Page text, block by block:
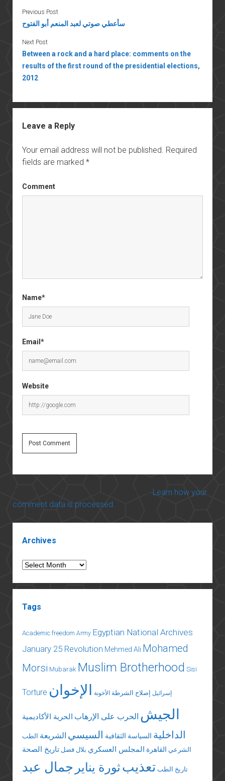
Previous Post
سأعطي صوتي لعبد المنعم أبو الفتوح
Next Post
Between a rock and a hard place: comments on the
results of the first round of the presidential elections,
2012
Leave a Reply
Your email address will not be published. Required
fields are marked *
Comment
Name*
Email*
Website
Learn how your
comment data is processed.
Archives
Archives
Tags
Academic freedom Army Egyptian National Archives
January 25 Revolution Mehmed Ali Mohamed
Morsi Mubarak Muslim Brotherhood Sisi
Torture إسرائيل إصلاح الشرطة الأخونة الإخوان
الجيش الحرب على الإرهاب الحرية الأكاديمية
الداخلية السياسة الثقافية السيسي الشريعة الطب
الشرعي القاهرة المجلس العسكري بلال فضل تاريخ الصحة
تاريخ الطب تعذيبثورة يناير جمال عبد